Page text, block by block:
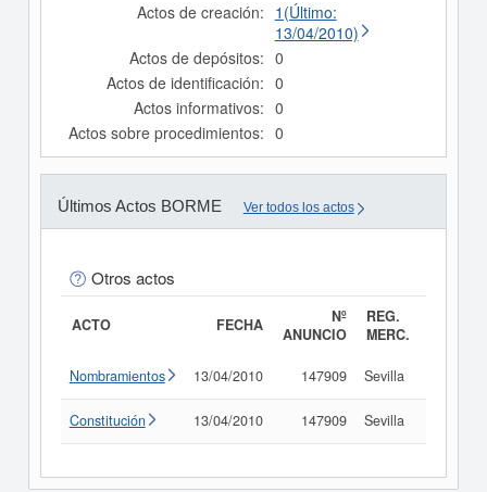
Actos de creación: 1(Último:
13/04/2010)
Actos de depósitos: 0
Actos de identificación: 0
Actos informativos: 0
Actos sobre procedimientos: 0
Últimos Actos BORME Ver todos los actos
Otros actos
ACTO FECHA
Nº
ANUNCIO
REG.
MERC.
Nombramientos 13/04/2010 147909 Sevilla
Constitución 13/04/2010 147909 Sevilla